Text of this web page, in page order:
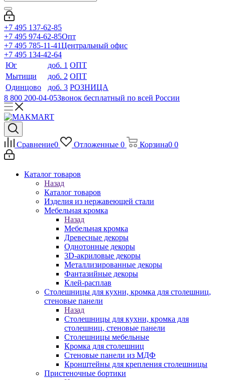
+7 495 137-62-85
+7 495 974-62-85Опт
+7 495 785-11-41Центральный офис
+7 495 134-42-64
Юг
доб. 1 ОПТ
Мытищи
доб. 2 ОПТ
Одинцово
доб. 3 РОЗНИЦА
8 800 200-04-05Звонок бесплатный по всей России
Сравнение0 Отложенные 0 Корзина0 0
Каталог товаров
Назад
Каталог товаров
Изделия из нержавеющей стали
Мебельная кромка
Назад
Мебельная кромка
Древесные декоры
Однотонные декоры
3D-акриловые декоры
Металлизированные декоры
Фантазийные декоры
Клей-расплав
Столешницы для кухни, кромка для столешниц,
стеновые панели
Назад
Столешницы для кухни, кромка для
столешниц, стеновые панели
Столешницы мебельные
Кромка для столешниц
Стеновые панели из МДФ
Кронштейны для крепления столешницы
Пристеночные бортики